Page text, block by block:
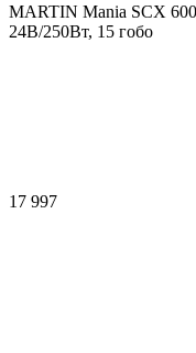
MARTIN Mania SCX
24В/250Вт, 15 гобо
17 997